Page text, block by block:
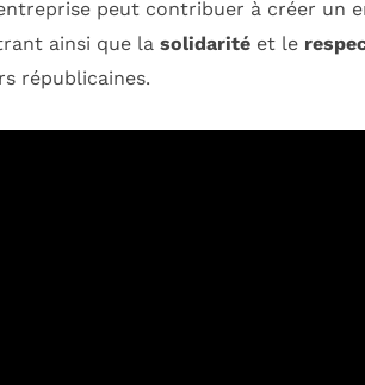
peut contribuer à créer un
ainsi que la solidarité et le
républicaines.